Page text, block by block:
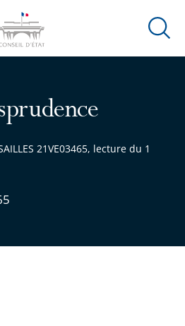
Ouvrir
21VE03465, lecture du 1